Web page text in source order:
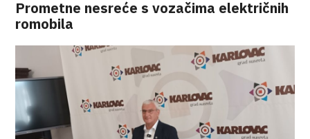
Prometne nesreće s vozačima električnih
romobila